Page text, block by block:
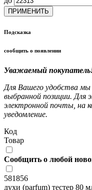
ПРИМЕНИТЬ
Подсказка
сообщить о появлении
Уважаемый
Для Вашего удобства
выбранной позиции. Для
электронной почты, на
уведомление.
Код
Товар
Сообщить о любой
581856
духи (parfum) тестер 80